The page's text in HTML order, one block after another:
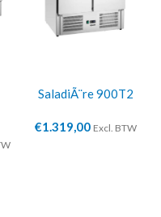
SaladiÃ¨re 900T2
€1.319,00 Excl. BTW